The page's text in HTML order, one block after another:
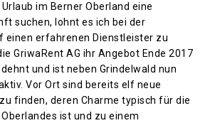
im Berner Oberland eine
suchen, lohnt es ich bei der
einen erfahrenen Dienstleister zu
GriwaRent AG ihr Angebot Ende 2017
und ist neben Grindelwald nun
Vor Ort sind bereits elf neue
finden, deren Charme typisch für die
ist und zu einem